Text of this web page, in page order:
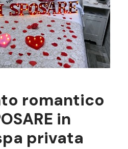
romantico
in
privata